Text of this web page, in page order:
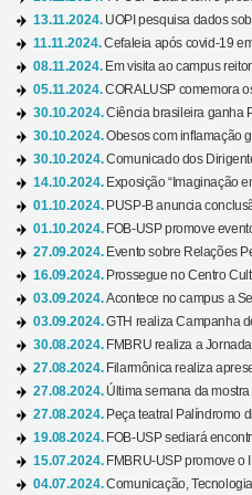
13.11.2024. UOPI pesquisa dados
11.11.2024.Cefaleia após covid-19
08.11.2024. Em visita ao campus
05.11.2024.CORALUSP comemora
30.10.2024.Ciência brasileira ganha
30.10.2024.Obesos com inflamação
30.10.2024.Comunicado dos
14.10.2024. Exposição “Imaginação
01.10.2024. PUSP-B anuncia
01.10.2024. FOB-USP promove
27.09.2024. Evento sobre Relações
16.09.2024. Prossegue no Centro
03.09.2024.Acontece no campus a
03.09.2024.GTH realiza Campanha
30.08.2024. FMBRU realiza a
27.08.2024. Filarmônica realiza
27.08.2024. Última semana da
27.08.2024. Peça teatral Palíndromo
19.08.2024. FOB-USP sediará
15.07.2024. FMBRU-USP promove o
04.07.2024.Comunicação,